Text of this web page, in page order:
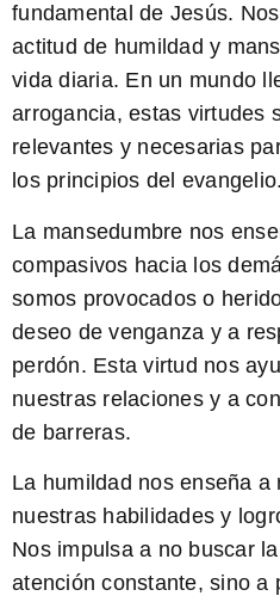
fundamental de Jesús.
actitud de humildad y
vida diaria. En un mundo
arrogancia, estas virtudes
relevantes y necesarias
los principios del evangelio.
La mansedumbre nos
compasivos hacia los
somos provocados o
deseo de venganza y a
perdón. Esta virtud nos
nuestras relaciones y a
de barreras.
La humildad nos enseña a
nuestras habilidades y
Nos impulsa a no buscar
atención constante, sino a